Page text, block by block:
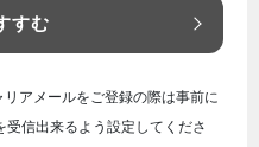
すむ
アメールをご登録の際は事前に
受信出来るよう設定してくださ